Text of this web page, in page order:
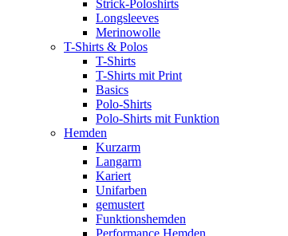
Strick-Poloshirts
Longsleeves
Merinowolle
T-Shirts & Polos
T-Shirts
T-Shirts mit Print
Basics
Polo-Shirts
Polo-Shirts mit Funktion
Hemden
Kurzarm
Langarm
Kariert
Unifarben
gemustert
Funktionshemden
Performance Hemden